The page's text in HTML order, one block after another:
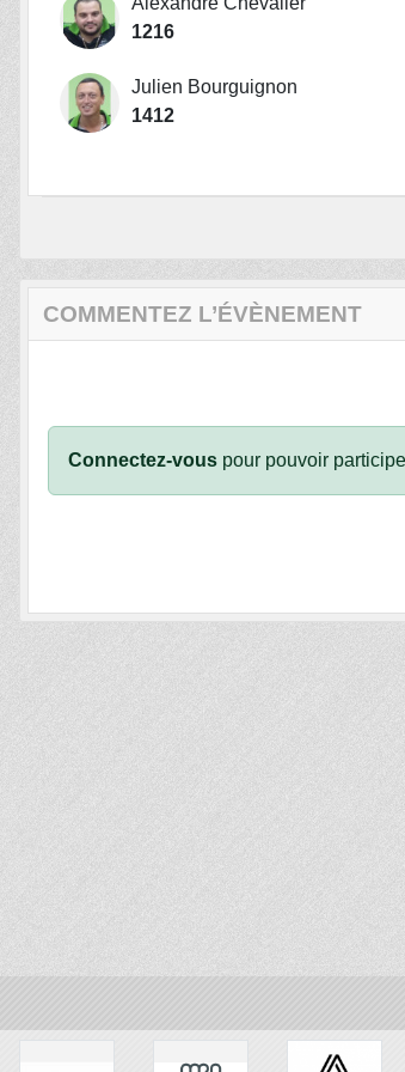
1216
Julien Bourguignon
1412
COMMENTEZ L’ÉVÈNEMENT
Connectez-vous pour pouvoir